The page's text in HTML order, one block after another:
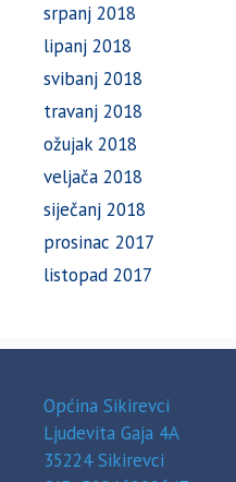
srpanj 2018
lipanj 2018
svibanj 2018
travanj 2018
ožujak 2018
veljača 2018
siječanj 2018
prosinac 2017
listopad 2017
Općina Sikirevci
Ljudevita Gaja 4A
35224 Sikirevci